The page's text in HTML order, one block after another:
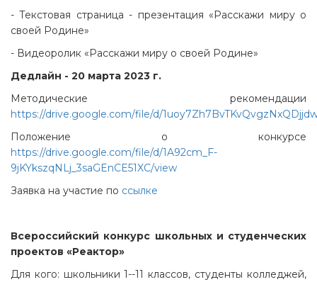
- Текстовая страница - презентация «Расскажи миру о
своей Родине»
- Видеоролик «Расскажи миру о своей Родине»
Дедлайн - 20 марта 2023 г.
Методические рекомендации
https://drive.google.com/file/d/
Положение о конкурсе
https://drive.google.com/file/d/1A92cm_F-
9jKYkszqNLj_3saGEnCE51XC/view
Заявка на участие по ссылке
Всероссийский конкурс школьных и студенческих
проектов «Реактор»
Для кого: школьники 1--11 классов, студенты колледжей,